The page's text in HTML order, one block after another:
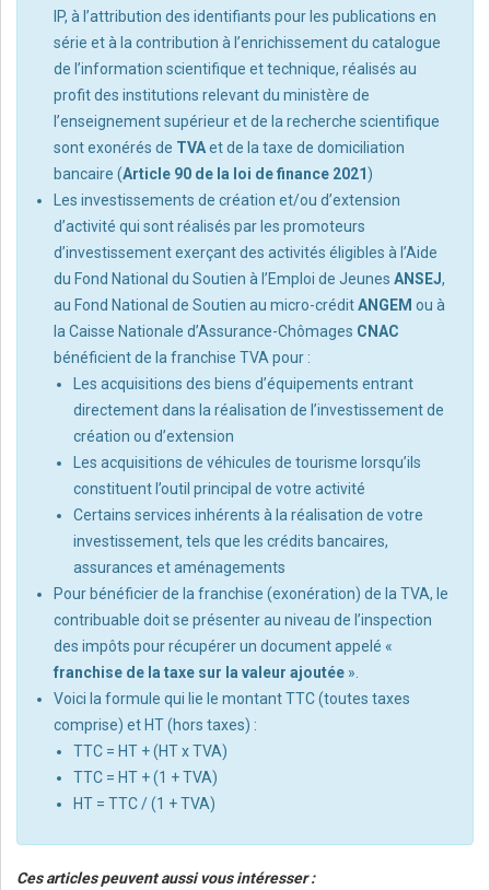
IP, à l’attribution des identifiants pour les publications en
série et à la contribution à l’enrichissement du catalogue
de l’information scientifique et technique, réalisés au
profit des institutions relevant du ministère de
l’enseignement supérieur et de la recherche scientifique
sont exonérés de TVAet de la taxe de domiciliation
bancaire (Article 90 de la loi de finance 2021 )
Les investissements de création et/ou d’extension
d’activité qui sont réalisés par les promoteurs
d’investissement exerçant des activités éligibles à l’Aide
du Fond National du Soutien à l’Emploi de Jeunes ANSEJ,
au Fond National de Soutien au micro-créditANGEM ou à
la Caisse Nationale d’Assurance-Chômages CNAC
bénéficient de la franchise TVA pour :
Les acquisitions des biens d’équipements entrant
directement dans la réalisation de l’investissement de
création ou d’extension
Les acquisitions de véhicules de tourisme lorsqu’ils
constituent l’outil principal de votre activité
Certains services inhérents à la réalisation de votre
investissement, tels que les crédits bancaires,
assurances et aménagements
Pour bénéficier de la franchise (exonération) de la TVA, le
contribuable doit se présenter au niveau de l’inspection
des impôts pour récupérer un document appelé «
franchise de la taxe sur la valeur ajoutée ».
Voici la formule qui lie le montant TTC (toutes taxes
comprise) et HT (hors taxes) :
TTC = HT + (HT x TVA)
TTC = HT + (1 + TVA)
HT = TTC / (1 + TVA)
Ces articles peuvent aussi vous intéresser :